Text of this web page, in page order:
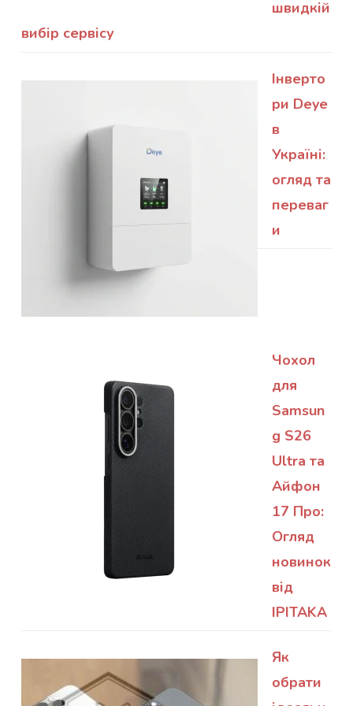
швидкій
вибір сервісу
Інверто
ри Deye
в
Україні:
огляд та
переваг
и
Чохол
для
Samsun
g S26
Ultra та
Айфон
17 Про:
Огляд
новинок
від
IPITAKA
Як
обрати